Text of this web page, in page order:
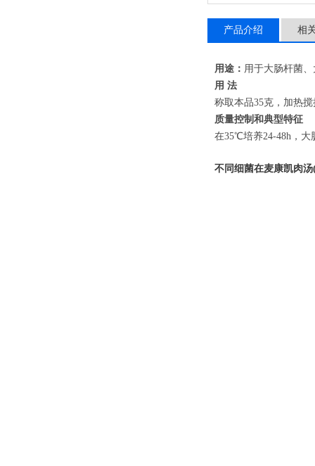
产品介绍 相
用途： 用于大肠杆菌
用 法
称取本品35克，加热
质量控制和典型特征
在35℃培养24-48h，大
不同细菌在麦康凯肉